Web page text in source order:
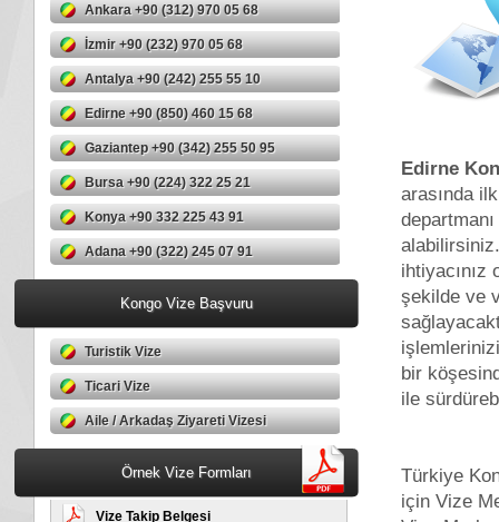
Ankara +90 (312) 970 05 68
İzmir +90 (232) 970 05 68
Antalya +90 (242) 255 55 10
Edirne +90 (850) 460 15 68
Gaziantep +90 (342) 255 50 95
Bursa +90 (224) 322 25 21
Konya +90 332 225 43 91
Adana +90 (322) 245 07 91
Kongo Vize Başvuru
Turistik Vize
Ticari Vize
Aile / Arkadaş Ziyareti Vizesi
Örnek Vize Formları
Vize Takip Belgesi
Edirne
arasında
ihtiyacınız
şekilde ve
bir
ile
Türkiye
için Vize